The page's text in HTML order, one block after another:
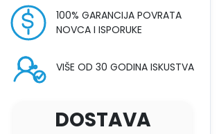
100% GARANCIJA POVRATA
NOVCA I ISPORUKE
VIŠE OD 30 GODINA ISKUSTVA
DOSTAVA